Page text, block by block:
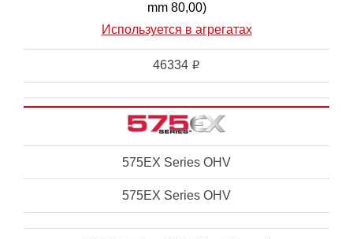
mm 80,00)
Используется в агрегатах
46334 i
575EX Series OHV
575EX Series OHV